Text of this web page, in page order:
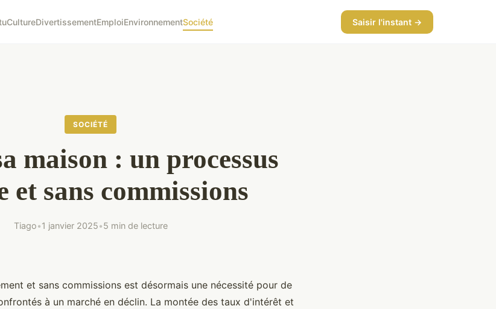
CultureDivertissementEmploiEnvironnementSociété Saisir l'instant →
SOCIÉTÉ
maison : un processus
et sans commissions
Tiago•1 janvier 2025•5 min de lecture
et sans commissions est désormais une nécessité pour de
à un marché en déclin. La montée des taux d'intérêt et